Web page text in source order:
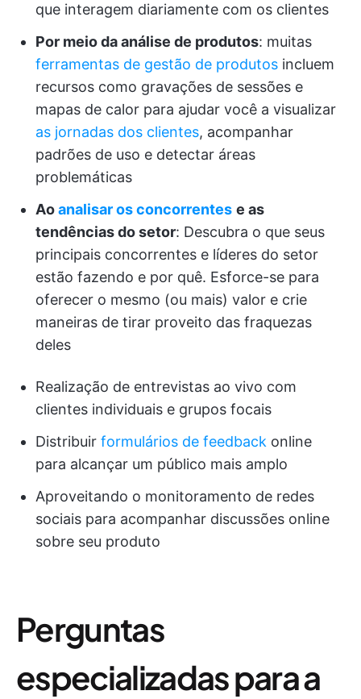
que interagem diariamente com os clientes
Por meio da análise de produtos: muitas
ferramentas de gestão de produtos incluem
recursos como gravações de sessões e
mapas de calor para ajudar você a visualizar
as jornadas dos clientes, acompanhar
padrões de uso e detectar áreas
problemáticas
Aoanalisar os concorrentes e as
tendências do setor: Descubra o que seus
principais concorrentes e líderes do setor
estão fazendo e por quê. Esforce-se para
oferecer o mesmo (ou mais) valor e crie
maneiras de tirar proveito das fraquezas
deles
Realização de entrevistas ao vivo com
clientes individuais e grupos focais
Distribuir formulários de feedback online
para alcançar um público mais amplo
Aproveitando o monitoramento de redes
sociais para acompanhar discussões online
sobre seu produto
Perguntas
especializadas para a